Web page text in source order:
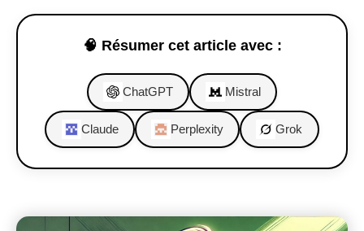
🧠 Résumer cet article avec :
ChatGPT Mistral
Claude Perplexity Grok